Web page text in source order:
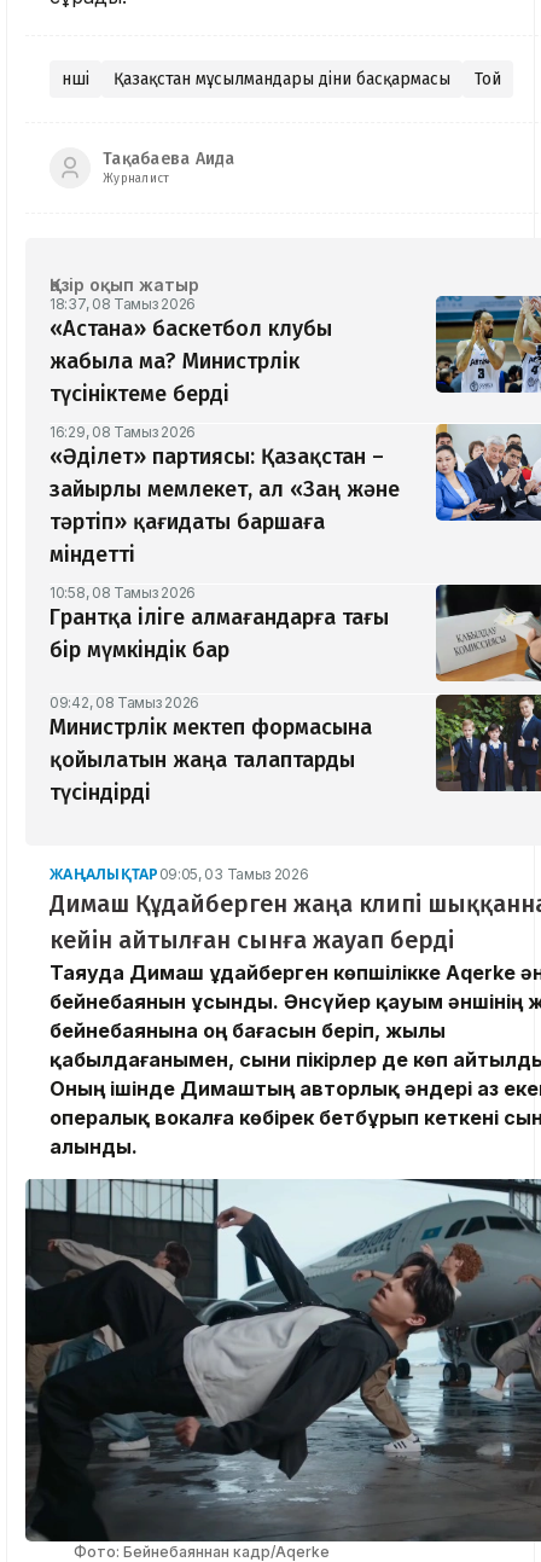
Әнші Қазақстан мұсылмандары діни басқармасы Той
Тақабаева Аида
Журналист
Қазір оқып жатыр
18:37, 08 Тамыз 2026
«Астана» баскетбол клубы
жабыла ма? Министрлік
түсініктеме берді
16:29, 08 Тамыз 2026
«Әділет» партиясы: Қазақстан –
зайырлы мемлекет, ал «Заң және
тәртіп» қағидаты баршаға
міндетті
10:58, 08 Тамыз 2026
Грантқа іліге алмағандарға тағы
бір мүмкіндік бар
09:42, 08 Тамыз 2026
Министрлік мектеп формасына
қойылатын жаңа талаптарды
түсіндірді
ЖАҢАЛЫҚТАР 09:05, 03 Тамыз 2026
Димаш Құдайберген жаңа клипі
кейін айтылған сынға жауап берді
Таяуда Димаш Құдайберген көпшілікке Aqerke
бейнебаянын ұсынды. Әнсүйер қауым әншінің
бейнебаянына оң бағасын беріп, жылы
қабылдағанымен, сыни пікірлер де көп
Оның ішінде Димаштың авторлық әндері аз
опералық вокалға көбірек бетбұрып кеткені
алынды.
Фото: Бейнебаяннан кадр/Aqerke